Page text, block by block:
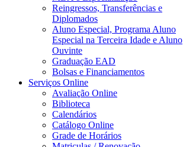
Reingressos, Transferências e
Diplomados
Aluno Especial, Programa Aluno
Especial na Terceira Idade e Aluno
Ouvinte
Graduação EAD
Bolsas e Financiamentos
Serviços Online
Avaliação Online
Biblioteca
Calendários
Catálogo Online
Grade de Horários